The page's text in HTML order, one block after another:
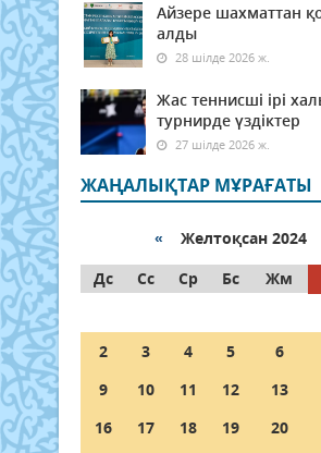
Айзере шахматтан
алды
28 шілде 2026 ж.
Жас теннисші ірі
турнирде үздіктер
27 шілде 2026 ж.
ЖАҢАЛЫҚТАР МҰРАҒАТЫ
« Желтоқсан 2024
Дс
Сс Ср Бс Жм
2
3 4 5 6
9
10 11 12 13
16
17 18 19 20